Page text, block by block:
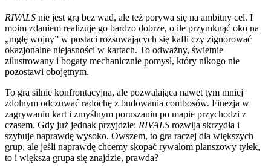
RIVALS nie jest grą bez wad, ale też porywa się na ambitny cel. I
moim zdaniem realizuje go bardzo dobrze, o ile przymknąć oko na
„mgłę wojny” w postaci rozsuwających się kafli czy zignorować
okazjonalne niejasności w kartach. To odważny, świetnie
zilustrowany i bogaty mechanicznie pomysł, który nikogo nie
pozostawi obojętnym.
To gra silnie konfrontacyjna, ale pozwalająca nawet tym mniej
zdolnym odczuwać radochę z budowania combosów. Finezja w
zagrywaniu kart i zmyślnym poruszaniu po mapie przychodzi z
czasem. Gdy już jednak przyjdzie: RIVALS rozwija skrzydła i
szybuje naprawdę wysoko. Owszem, to gra raczej dla większych
grup, ale jeśli naprawdę chcemy skopać rywalom planszowy tyłek,
to i większa grupa się znajdzie, prawda?